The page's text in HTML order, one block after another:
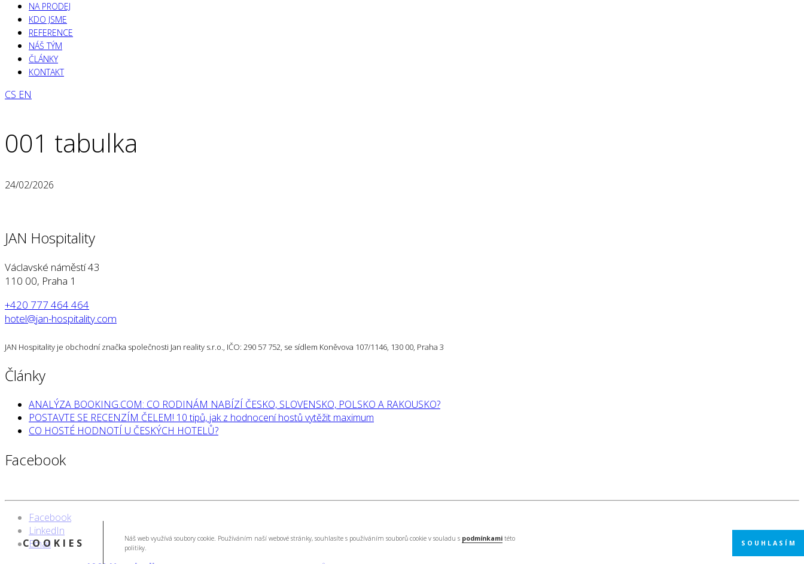
COOKIES Náš web využívá soubory cookie. Používáním naší webové stránky, souhlasíte s používáním souborů cookie v souladu s podmínkami této
politiky.
SOUHLASÍM
NA PRODEJ
KDO JSME
REFERENCE
NÁŠ TÝM
ČLÁNKY
KONTAKT
CS EN
001 tabulka
24/02/2026
JAN Hospitality
Václavské náměstí 43
110 00, Praha 1
+420 777 464 464
hotel@jan-hospitality.com
JAN Hospitality je obchodní značka společnosti Jan reality s.r.o., IČO: 290 57 752, se sídlem Koněvova 107/1146, 130 00, Praha 3
Články
ANALÝZA BOOKING.COM: CO RODINÁM NABÍZÍ ČESKO, SLOVENSKO, POLSKO A RAKOUSKO?
POSTAVTE SE RECENZÍM ČELEM! 10 tipů, jak z hodnocení hostů vytěžit maximum
CO HOSTÉ HODNOTÍ U ČESKÝCH HOTELŮ?
Facebook
Facebook
LinkedIn
Email